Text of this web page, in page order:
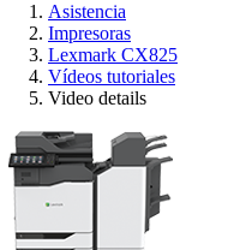
Asistencia
Impresoras
Lexmark CX825
Vídeos tutoriales
Video details